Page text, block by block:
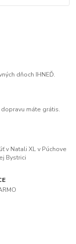
dňoch IHNEĎ.
máte grátis.
v Natali XL v Púchove
Bystrici